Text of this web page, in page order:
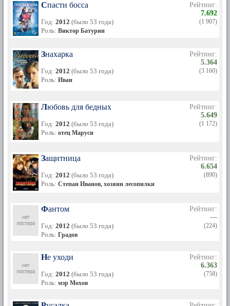
Спасти босса
Год: 2012 (было 53 года)
Роль: Виктор Батурин
Рейтинг:
7.692
(1 907)
Знахарка
Год: 2012 (было 53 года)
Роль: Иван
Рейтинг:
5.364
(3 160)
Любовь для бедных
Год: 2012 (было 53 года)
Роль: отец Маруси
Рейтинг:
5.649
(1 172)
Защитница
Год: 2012 (было 53 года)
Роль: Степан Иванов, хозяин лесопилки
Рейтинг:
6.654
(890)
Фантом
Год: 2012 (было 53 года)
Роль: Градов
Рейтинг:
—
(224)
Не уходи
Год: 2012 (было 53 года)
Роль: мэр Мохов
Рейтинг:
6.363
(758)